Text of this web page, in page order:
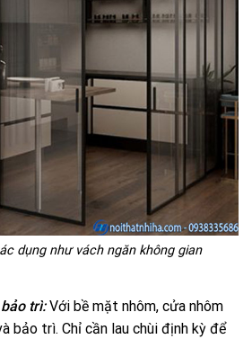
dụng như vách ngăn không gian
trì:Với bề mặt nhôm, cửa nhôm
bảo trì. Chỉ cần lau chùi định kỳ để